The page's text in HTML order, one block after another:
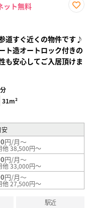
ット無料
録
道すぐ近くの物件です♪
ト造オートロック付きの
も安心してご入居頂けま
31m²
安
円/月～
他 38,500円～
円/月～
他 33,000円～
円/月～
他 27,500円～
駅近